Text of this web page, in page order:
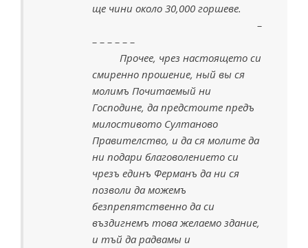
ще чини около 30,000 горшеве.
–
– – – – – –
Прочее, чрез настоящето си
смиренно прошение, ный вы ся
молимъ Почитаемый ни
Господине, да предстоите предъ
милостивото Султаново
Правителство, и да ся молите да
ни подари благоволението си
чрезъ единъ Ферманъ да ни ся
позволи да можемъ
безпрепятственно да си
въздигнемъ това желаемо здание,
и тъй да радвамы и